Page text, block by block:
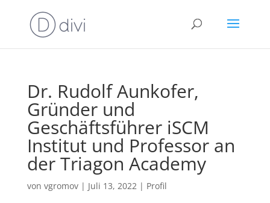
Dr. Rudolf Aunkofer,
Gründer und
Geschäftsführer iSCM
Institut und Professor an
der Triagon Academy
von vgromov| Juli 13, 2022| Profil